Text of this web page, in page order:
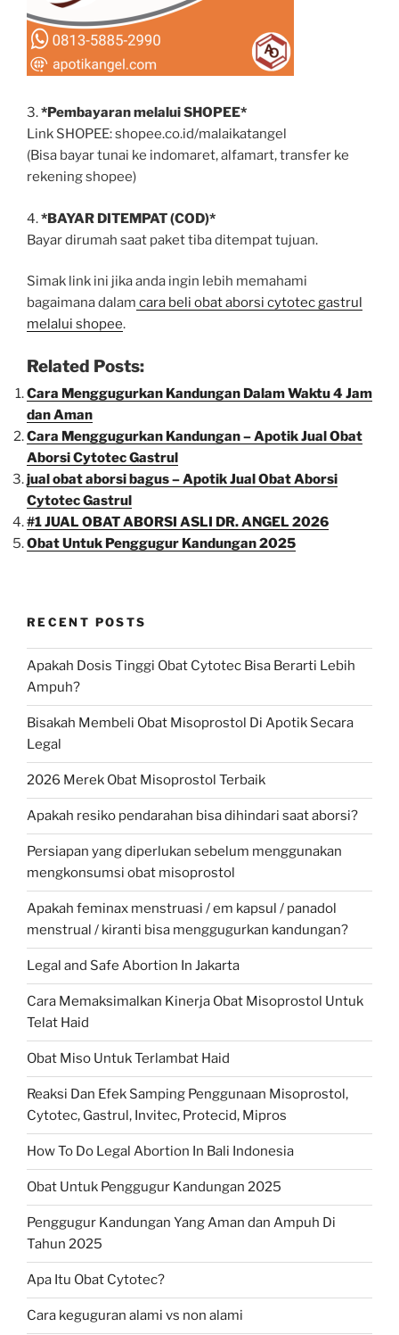
3.*Pembayaran melalui SHOPEE*
Link SHOPEE: shopee.co.id/malaikatangel
(Bisa bayar tunai ke indomaret, alfamart, transfer ke
rekening shopee)
4.*BAYAR DITEMPAT (COD)*
Bayar dirumah saat paket tiba ditempat tujuan.
Simak link ini jika anda ingin lebih memahami
bagaimana dalam cara beli obat aborsi cytotec gastrul
melalui shopee.
Related Posts:
Cara Menggugurkan Kandungan Dalam Waktu 4 Jam
dan Aman
Cara Menggugurkan Kandungan – Apotik Jual Obat
Aborsi Cytotec Gastrul
jual obat aborsi bagus – Apotik Jual Obat Aborsi
Cytotec Gastrul
#1 JUAL OBAT ABORSI ASLI DR. ANGEL 2026
Obat Untuk Penggugur Kandungan 2025
RECENT POSTS
Apakah Dosis Tinggi Obat Cytotec Bisa Berarti Lebih
Ampuh?
Bisakah Membeli Obat Misoprostol Di Apotik Secara
Legal
2026 Merek Obat Misoprostol Terbaik
Apakah resiko pendarahan bisa dihindari saat aborsi?
Persiapan yang diperlukan sebelum menggunakan
mengkonsumsi obat misoprostol
Apakah feminax menstruasi / em kapsul / panadol
menstrual / kiranti bisa menggugurkan kandungan?
Legal and Safe Abortion In Jakarta
Cara Memaksimalkan Kinerja Obat Misoprostol Untuk
Telat Haid
Obat Miso Untuk Terlambat Haid
Reaksi Dan Efek Samping Penggunaan Misoprostol,
Cytotec, Gastrul, Invitec, Protecid, Mipros
How To Do Legal Abortion In Bali Indonesia
Obat Untuk Penggugur Kandungan 2025
Penggugur Kandungan Yang Aman dan Ampuh Di
Tahun 2025
Apa Itu Obat Cytotec?
Cara keguguran alami vs non alami